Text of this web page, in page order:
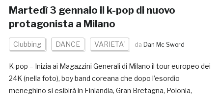
Martedì 3 gennaio il k-pop di nuovo
protagonista a Milano
Clubbing DANCE VARIETA' da Dan Mc Sword
K-pop – Inizia ai Magazzini Generali di Milano il tour europeo dei
24K (nella foto), boy band coreana che dopo l’esordio
meneghino si esibirà in Finlandia, Gran Bretagna, Polonia,